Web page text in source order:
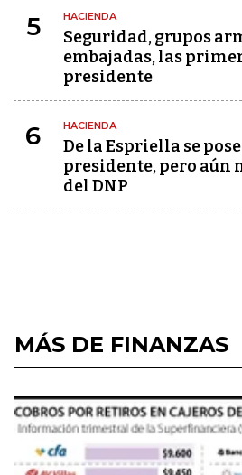
5 HACIENDA
Seguridad, grupos
embajadas, las
presidente
6 HACIENDA
De la Espriella se
presidente, pero aún
del DNP
MÁS DE FINANZAS